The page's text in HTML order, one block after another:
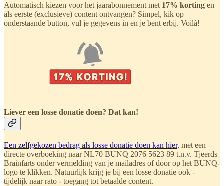
Automatisch kiezen voor het jaarabonnement met 17% korting en
als eerste (exclusieve) content ontvangen? Simpel, kik op
onderstaande button, vul je gegevens in en je bent erbij. Voilà!
Liever een losse donatie doen? Dat kan!
Een zelfgekozen bedrag als losse donatie doen kan hier, met een
directe overboeking naar NL70 BUNQ 2076 5623 89 t.n.v. Tjeerds
Brainfarts onder vermelding van je mailadres of door op het BUNQ-
logo te klikken. Natuurlijk krijg je bij een losse donatie ook -
tijdelijk naar rato - toegang tot betaalde content.